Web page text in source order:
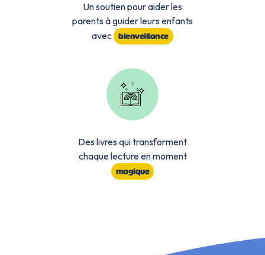
Un soutien pour aider les
parents à guider leurs enfants
avec bienveillance
Des livres qui transforment
chaque lecture en moment
magique